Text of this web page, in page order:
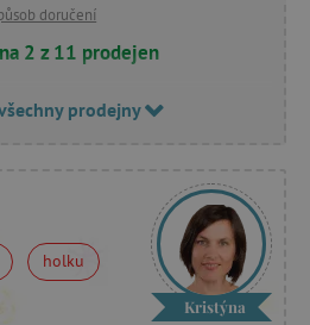
doručení
2 z 11 prodejen
prodejny
holku
Kristýna